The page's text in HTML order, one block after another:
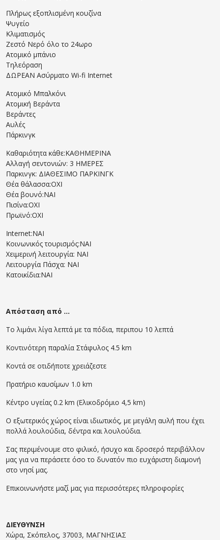
Πλήρως εξοπλισμένη κουζίνα
Ψυγείο
Κλιματισμός
Ζεστό Νερό όλο το 24ωρο
Ατομικό μπάνιο
Τηλεόραση
ΔΩΡΕΑΝ Ασύρματο Wi-fi Internet
Ατομικό Μπαλκόνι
Ατομική Βεράντα
Βεράντες
Αυλές
Πάρκινγκ
Καθαριότητα κάθε:ΚΑΘΗΜΕΡΙΝΑ
Αλλαγή σεντονιών: 3 ΗΜΕΡΕΣ
Παρκινγκ: ΔΙΑΘΕΣΙΜΟ ΠΑΡΚΙΝΓΚ
Θέα θάλασσα:OXI
Θέα βουνό:ΝΑΙ
Πισίνα:ΟΧΙ
Πρωϊνό:ΟΧΙ
Internet:ΝΑΙ
Κοινωνικός τουρισμός:ΝΑΙ
Χειμερινή λειτουργία: ΝΑΙ
Λειτουργία Πάσχα: ΝΑΙ
Κατοικίδια:ΝΑΙ
Απόσταση από ...
Το λιμάνι λίγα λεπτά με τα πόδια, περιπου 10 λεπτά
Κοντινότερη παραλία Στάφυλος 4.5 km
Κοντά σε οτιδήποτε χρειάζεστε
Πρατήριο καυσίμων 1.0 km
Κέντρο υγείας 0.2 km (Ελικοδρόμιο 4,5 km)
Ο εξωτερικός χώρος είναι ιδιωτικός, με μεγάλη αυλή που έχει
πολλά λουλούδια, δέντρα και λουλούδια.
Σας περιμένουμε στο φιλικό, ήσυχο και δροσερό περιβάλλον
μας για να περάσετε όσο το δυνατόν πιο ευχάριστη διαμονή
στο νησί μας.
Επικοινωνήστε μαζί μας για περισσότερες πληροφορίες
ΔΙΕΥΘΥΝΣΗ
Χώρα, Σκόπελος, 37003, ΜΑΓΝΗΣΙΑΣ